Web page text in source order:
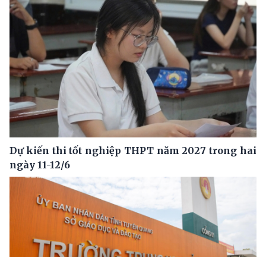
Dự kiến thi tốt nghiệp THPT năm 2027 trong hai
ngày 11-12/6